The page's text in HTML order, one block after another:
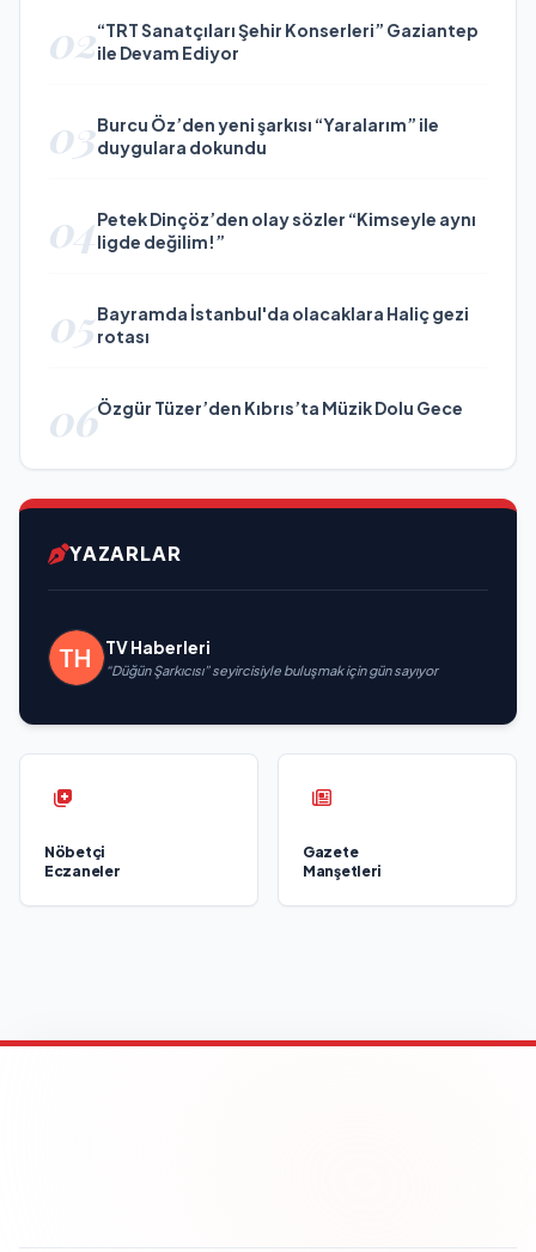
02“TRT Sanatçıları Şehir Konserleri” Gaziantep
ile Devam Ediyor
03Burcu Öz’den yeni şarkısı “Yaralarım” ile
duygulara dokundu
04Petek Dinçöz’den olay sözler “Kimseyle aynı
ligde değilim!”
05Bayramda İstanbul'da olacaklara Haliç gezi
rotası
06Özgür Tüzer’den Kıbrıs’ta Müzik Dolu Gece
YAZARLAR
TV Haberleri
“Düğün Şarkıcısı” seyircisiyle buluşmak için gün sayıyor
Nöbetçi
Eczaneler
Gazete
Manşetleri